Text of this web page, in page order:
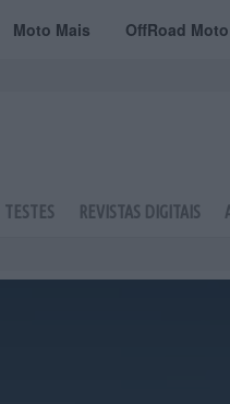
Moto Mais OffRoad Moto
TESTES REVISTAS DIGITAIS